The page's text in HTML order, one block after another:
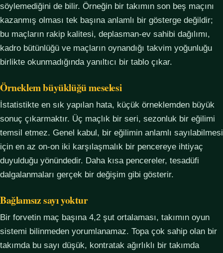
söylemediğini de bilir. Örneğin bir takımın son beş maçını
kazanmış olması tek başına anlamlı bir gösterge değildir;
bu maçların rakip kalitesi, deplasman-ev sahibi dağılımı,
kadro bütünlüğü ve maçların oynandığı takvim yoğunluğu
birlikte okunmadığında yanıltıcı bir tablo çıkar.
Örneklem büyüklüğü meselesi
İstatistikte en sık yapılan hata, küçük örneklemden büyük
sonuç çıkarmaktır. Üç maçlık bir seri, sezonluk bir eğilimi
temsil etmez. Genel kabul, bir eğilimin anlamlı sayılabilmesi
için en az on-on iki karşılaşmalık bir pencereye ihtiyaç
duyulduğu yönündedir. Daha kısa pencereler, tesadüfi
dalgalanmaları gerçek bir değişim gibi gösterir.
Bağlamsız sayı yoktur
Bir forvetin maç başına 4,2 şut ortalaması, takımın oyun
sistemi bilinmeden yorumlanamaz. Topa çok sahip olan bir
takımda bu sayı düşük, kontratak ağırlıklı bir takımda